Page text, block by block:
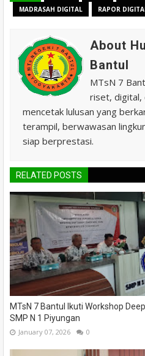
MADRASAH DIGITAL
RAPOR
About
Bantul
MTsN 7
riset, digital,
mencetak lulusan yang
terampil, berwawasan
siap berprestasi.
RELATED POSTS
MTsN 7 Bantul Ikuti Workshop
SMP N 1 Piyungan
January 07, 2026 0